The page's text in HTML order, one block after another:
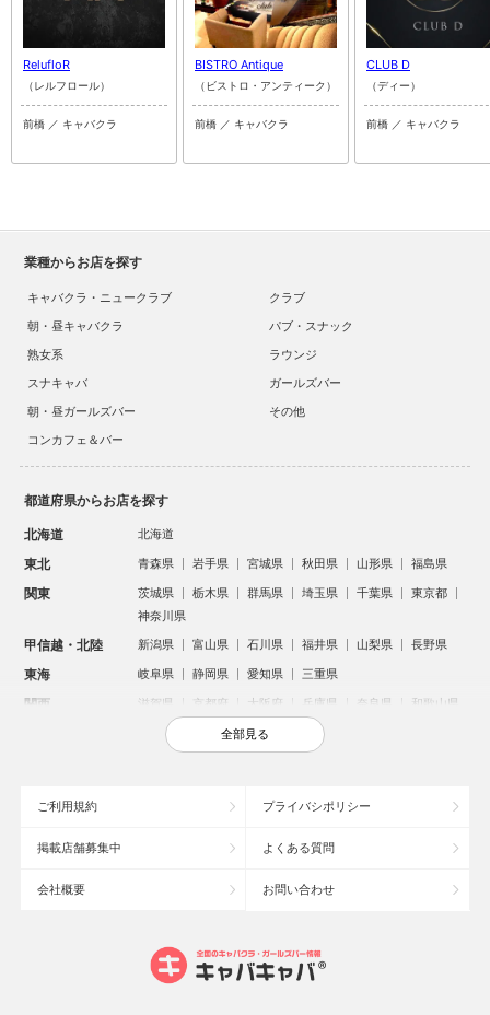
RelufloR
（レルフロール）
前橋 ／ キャバクラ
BISTRO Antique
（ビストロ・アンティーク）
前橋 ／ キャバクラ
CLUB D
（ディー）
前橋 ／ キャバクラ
業種からお店を探す
キャバクラ・ニュークラブ
クラブ
朝・昼キャバクラ
パブ・スナック
熟女系
ラウンジ
スナキャバ
ガールズバー
朝・昼ガールズバー
その他
コンカフェ＆バー
都道府県からお店を探す
北海道 北海道
東北 青森県 岩手県 宮城県 秋田県 山形県 福島県
関東 茨城県 栃木県 群馬県 埼玉県 千葉県
東京都
神奈川県
甲信越・北陸 新潟県 富山県 石川県 福井県 山梨県 長野県
東海 岐阜県 静岡県 愛知県 三重県
関西 滋賀県 京都府 大阪府 兵庫県 奈良県 和歌山県
鳥取県 島根県 岡山県 広島県
沖縄県
大宮のキャバクラ
六本木のキャバクラ
池袋駅（西口）のキャバクラ
全部見る
ご利用規約 プライバシポリシー
掲載店舗募集中 よくある質問
会社概要 お問い合わせ